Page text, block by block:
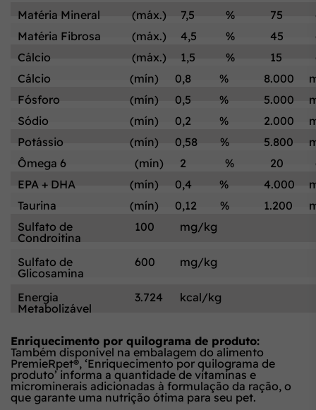
Matéria Mineral
(máx.) 7,5 % 75
Matéria Fibrosa
(máx.) 4,5 % 45
Cálcio
(máx.) 1,5 % 15
Cálcio
(mín) 0,8 % 8.000
Fósforo
(mín) 0,5 % 5.000
Sódio
(mín) 0,2 % 2.000
Potássio
(mín) 0,58 % 5.800
Ômega 6
(mín) 2 % 20
EPA + DHA
(mín) 0,4 % 4.000
Taurina
(mín) 0,12 % 1.200
Sulfato de
Condroitina
100 mg/kg
Sulfato de
Glicosamina
600 mg/kg
Energia
Metabolizável
3.724 kcal/kg
Enriquecimento por quilograma de produto:
Também disponível na embalagem do alimento
PremieRpet®, ‘Enriquecimento por quilograma de
produto’ informa a quantidade de vitaminas e
microminerais adicionadas à formulação da ração, o
que garante uma nutrição ótima para seu pet.